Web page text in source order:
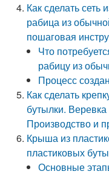
Как сделать сеть
рабица из
пошаговая
Что
рабицу из
Процесс
Как сделать
бутылки.
Производство и
Крыша из
пластиковых
Основные